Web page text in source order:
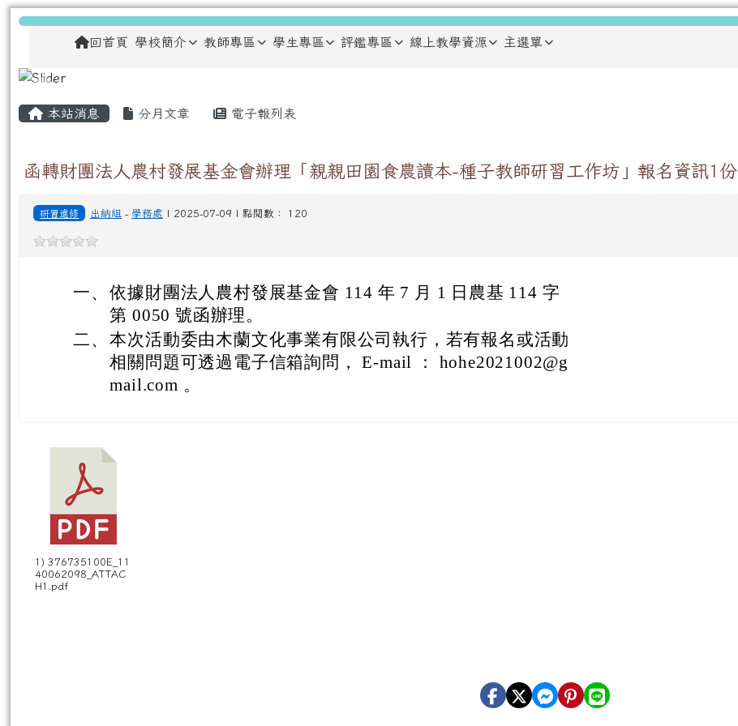
跳至主內容區
龍安國民小學
導覽列回首頁 學校簡介 教師專區 學生專區 評鑑專區 線上教學資源 主選單
主內容區域
本站消息 分月文章 電子報列表
函轉財團法人農村發展基金會辦理「親親田園食農讀本-種子教師研習工作坊」報名資訊1份
研習進修 出納組 - 學務處 | 2025-07-09 | 點閱數： 120
一、 依據財團法人農村發展基金會 114 年 7 月 1 日農基 114 字
第 0050 號函辦理。
二、 本次活動委由木蘭文化事業有限公司執行，若有報名或活動
相關問題可透過電子信箱詢問， E-mail ： hohe2021002@g
mail.com 。
1) 376735100E_11
40062098_ATTAC
H1.pdf
頁尾區域